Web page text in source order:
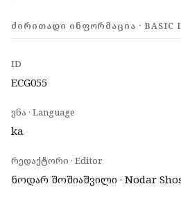
ᲫᲘᲠᲘᲗᲐᲓᲘ ᲘᲜᲤᲝᲠᲛᲐᲪᲘᲐ · BASIC
ID
ECG055
ენა · Language
ka
რედაქტორი · Editor
ნოდარ შოშიაშვილი · Nodar